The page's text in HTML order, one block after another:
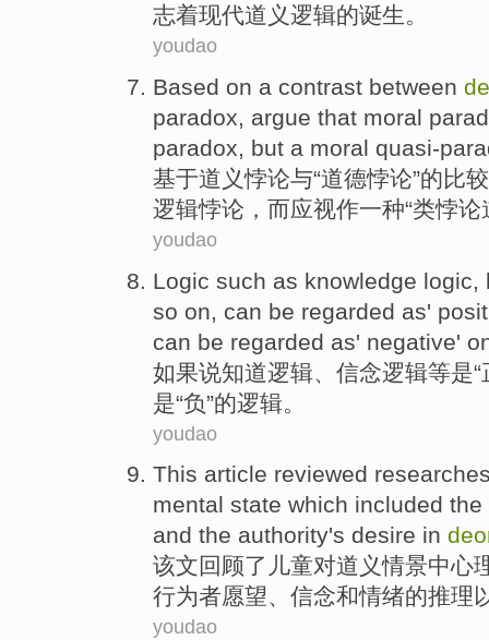
志着现代道义逻辑的诞生。
youdao
Based on a contrast between
paradox, argue that moral
paradox, but a moral quasi-
基于道义悖论与“道德悖论”的比
逻辑悖论， 而应视作一种“类悖论
youdao
Logic such as knowledge logic,
so on, can be regarded as'
can be regarded as' negative'
如果说知道逻辑 信念逻辑等是“
是“负”的逻辑。
youdao
This article reviewed
mental state which included the
and the authority's desire in
该文回顾了 儿童对道义情景中心
行为者愿望、 信念和情绪的推理
youdao